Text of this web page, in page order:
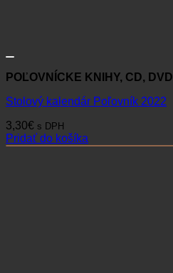
POĽOVNÍCKE KNIHY, CD, DVD
Stolový kalendár Poľovník 2022
3,30€ s DPH
Pridať do košíka